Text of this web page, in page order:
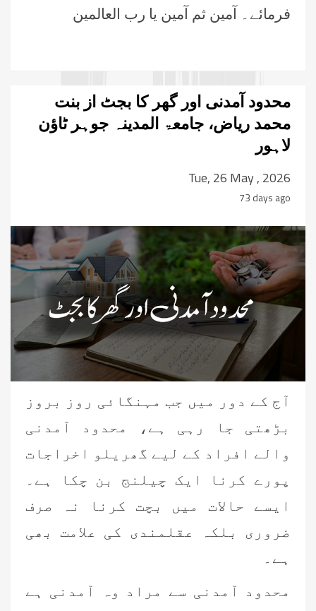
فرمائے۔ آمین ثم آمین یا رب العالمین
محدود آمدنی اور گھر کا بجٹ از بنت
محمد ریاض، جامعۃ المدینہ جوہر ٹاؤن
لاہور
Tue, 26 May , 2026
73 days ago
آج کے دور میں جب مہنگائی روز بروز
بڑھتی جا رہی ہے، محدود آمدنی
والے افراد کے لیے گھریلو اخراجات
پورے کرنا ایک چیلنج بن چکا ہے۔
ایسے حالات میں بچت کرنا نہ صرف
ضروری بلکہ عقلمندی کی علامت بھی
ہے۔
محدود آمدنی سے مراد وہ آمدنی ہے